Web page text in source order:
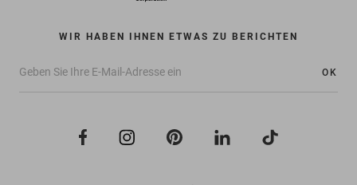
WIR HABEN IHNEN ETWAS ZU BERICHTEN
OK